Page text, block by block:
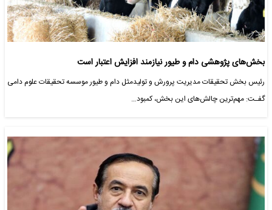
بخش‌های پژوهشی دام و طیور نیازمند افزایش اعتبار است
رئیس بخش تحقیقات مدیریت پرورش و تولیدمثل دام و طیور موسسه تحقیقات علوم دامی
گفـت: مهم‌ترین چالش‌های این بخش، کمبود…